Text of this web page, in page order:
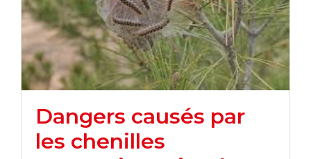
Dangers causés par
les chenilles